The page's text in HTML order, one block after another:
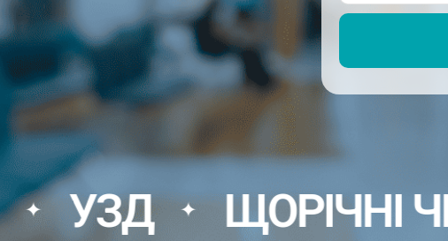
ДИТЯЧИЙ КАРДІОЛОГ
ДИТЯЧИЙ ЛОР
ДИТЯЧИЙ НЕВРОЛОГ
ДИТЯЧИЙ ОРТОПЕД-
ТРАВМАТОЛОГ
ДИТЯЧИЙ ХІРУРГ
✦ ЩОРІЧНІ ЧЕКАПИ